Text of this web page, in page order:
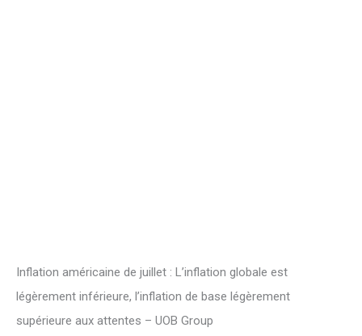
Inflation américaine de juillet : L’inflation globale est
légèrement inférieure, l’inflation de base légèrement
supérieure aux attentes – UOB Group